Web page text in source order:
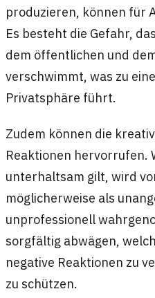
produzieren, können für
Es besteht die Gefahr,
dem öffentlichen und
verschwimmt, was zu
Privatsphäre führt.
Zudem können die
Reaktionen hervorrufen.
unterhaltsam gilt, wird
möglicherweise als
unprofessionell
sorgfältig abwägen,
negative Reaktionen zu
zu schützen.